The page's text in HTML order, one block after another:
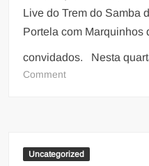
Live do Trem do Samba
Portela com Marquinhos
convidados. Nesta
Commenton
SAMBA
Uncategorized